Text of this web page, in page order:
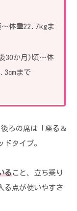
体重22.7kgま
30か月)頃～体
まで
ろの席は「座る＆
タイプ。
ること、立ち乗り
る点が使いやすさ